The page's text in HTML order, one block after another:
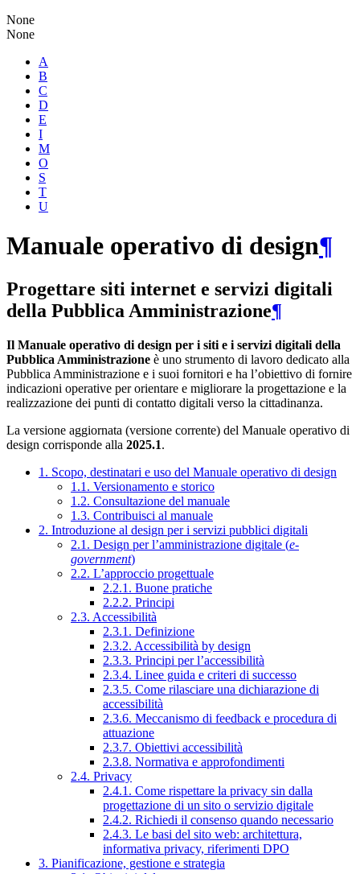
None
None
A
B
C
D
E
I
M
O
S
T
U
Manuale operativo di design¶
Progettare siti internet e servizi digitali
della Pubblica Amministrazione¶
Il Manuale operativo di design per i siti e i servizi digitali della
Pubblica Amministrazione è uno strumento di lavoro dedicato alla
Pubblica Amministrazione e i suoi fornitori e ha l’obiettivo di fornire
indicazioni operative per orientare e migliorare la progettazione e la
realizzazione dei punti di contatto digitali verso la cittadinanza.
La versione aggiornata (versione corrente) del Manuale operativo di
design corrisponde alla 2025.1.
1. Scopo, destinatari e uso del Manuale operativo di design
1.1. Versionamento e storico
1.2. Consultazione del manuale
1.3. Contribuisci al manuale
2. Introduzione al design per i servizi pubblici digitali
2.1. Design per l’amministrazione digitale (e-
government)
2.2. L’approccio progettuale
2.2.1. Buone pratiche
2.2.2. Principi
2.3. Accessibilità
2.3.1. Definizione
2.3.2. Accessibilità by design
2.3.3. Principi per l’accessibilità
2.3.4. Linee guida e criteri di successo
2.3.5. Come rilasciare una dichiarazione di
accessibilità
2.3.6. Meccanismo di feedback e procedura di
attuazione
2.3.7. Obiettivi accessibilità
2.3.8. Normativa e approfondimenti
2.4. Privacy
2.4.1. Come rispettare la privacy sin dalla
progettazione di un sito o servizio digitale
2.4.2. Richiedi il consenso quando necessario
2.4.3. Le basi del sito web: architettura,
informativa privacy, riferimenti DPO
3. Pianificazione, gestione e strategia